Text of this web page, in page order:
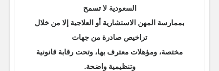
السعودية لا تسمح
بممارسة المهن الاستشارية أو العلاجية إلا من خلال
تراخيص صادرة من جهات
مختصة، ومؤهلات معترف بها، وتحت رقابة قانونية
وتنظيمية واضحة.